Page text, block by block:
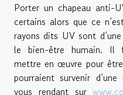
Porter un chapeau anti-
certains alors que ce
rayons dits UV sont
le bien-être humain. Il
mettre en œuvre pour être
pourraient survenir
vous rendant sur